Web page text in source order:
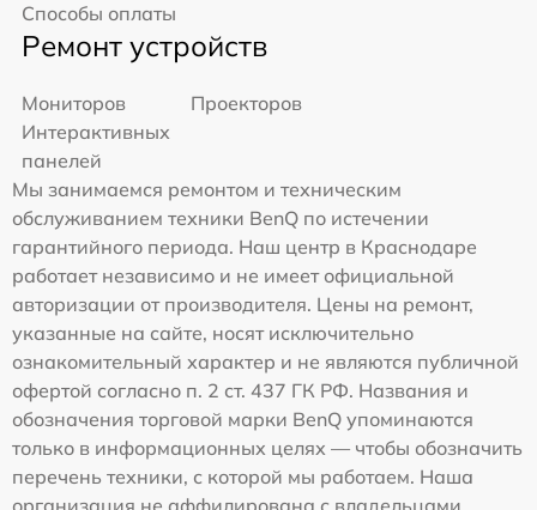
Способы оплаты
Ремонт устройств
Мониторов
Проекторов
Интерактивных
панелей
Мы занимаемся ремонтом и техническим
обслуживанием техники BenQ по истечении
гарантийного периода. Наш центр в Краснодаре
работает независимо и не имеет официальной
авторизации от производителя. Цены на ремонт,
указанные на сайте, носят исключительно
ознакомительный характер и не являются публичной
офертой согласно п. 2 ст. 437 ГК РФ. Названия и
обозначения торговой марки BenQ упоминаются
только в информационных целях — чтобы обозначить
перечень техники, с которой мы работаем. Наша